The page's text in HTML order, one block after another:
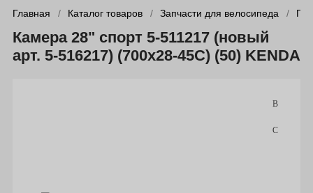
Главная Каталог товаров Запчасти для велосипеда
Камера 28" спорт 5-511217 (новый
арт. 5-516217) (700х28-45С) (50) KENDA